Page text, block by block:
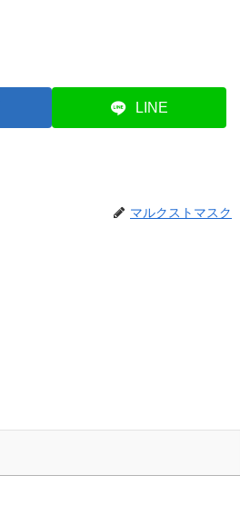
LINE
マルクストマスク